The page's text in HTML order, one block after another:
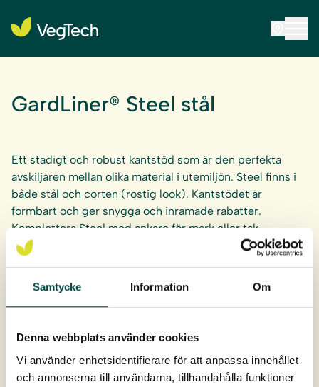
Samtycke Information Om
Denna webbplats använder cookies
Vi använder enhetsidentifierare för att anpassa innehållet
och annonserna till användarna, tillhandahålla funktioner
GardLiner® Steel stål
Ett stadigt och robust kantstöd som är den perfekta
avskiljaren mellan olika material i utemiljön. Steel finns i
både stål och corten (rostig look). Kantstödet är
formbart och ger snygga och inramade rabatter.
Komplettera Steel med ankare förmarkellertak.
Kallas även: Rabattstöd, Rabattavskiljare, Kantstöd, Stålkant